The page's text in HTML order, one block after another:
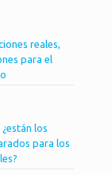
reales,
para el
los
para los